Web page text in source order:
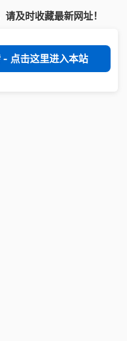
及时收藏最新网址！
点击这里进入本站